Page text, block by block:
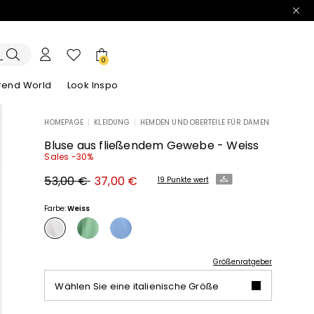
0
World Look Inspo
Entdecken unsere KleiderEntdecken unseren Sandalen
HOMEPAGE KLEIDUNG HEMDEN UND OBERTEILE FÜR DAMEN
Bluse aus fließendem Gewebe - Weiss
Sales -30%
Ursprünglicher
Preis
€
53,00 € Neuer
Preis
37,00 € 19 Punkte wert
Farbe:Weiss
Größenratgeber
Wählen Sie eine italienische Größe